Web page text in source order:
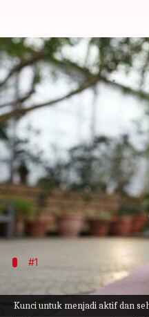
Kunci untuk menjadi aktif dan
Kebugaran
menulis Taufiq Al Jufri Aug
Apa ceritanya
Seiring bertambahnya
cara untuk
Olahraga sangat
secara keseluruhan.
#1
Yoga kursi
Yoga kursi adalah